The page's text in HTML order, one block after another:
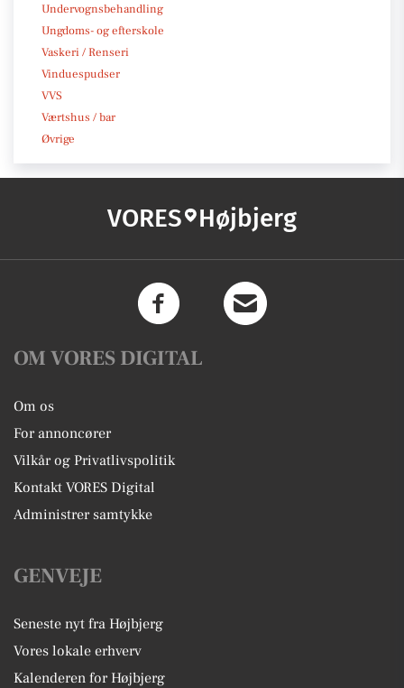
Undervognsbehandling
Ungdoms- og efterskole
Vaskeri / Renseri
Vinduespudser
VVS
Værtshus / bar
Øvrige
VORES Højbjerg
OM VORES DIGITAL
Om os
For annoncører
Vilkår og Privatlivspolitik
Kontakt VORES Digital
Administrer samtykke
GENVEJE
Seneste nyt fra Højbjerg
Vores lokale erhverv
Kalenderen for Højbjerg